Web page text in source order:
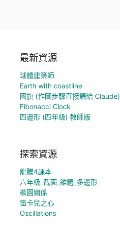
最新資源
球體建築師
Earth with coastline
國旗 (作圖步驟直接餵給 Claude)
Fibonacci Clock
四邉形 (四年級) 教師版
探索資源
龍騰4課本
六年級_截面_錐體_多邊形
橢圓關係
笛卡兒之心
Oscillations